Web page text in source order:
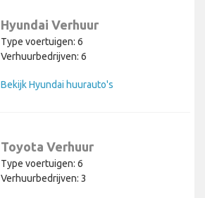
Hyundai Verhuur
Type voertuigen: 6
Verhuurbedrijven: 6
Bekijk Hyundai huurauto's
Toyota Verhuur
Type voertuigen: 6
Verhuurbedrijven: 3